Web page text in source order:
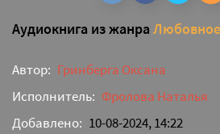
Аудиокнига из жанра
Автор: Гринберга Оксана
Исполнитель: Фролова Наталья
Добавлено: 10-08-2024, 14:22